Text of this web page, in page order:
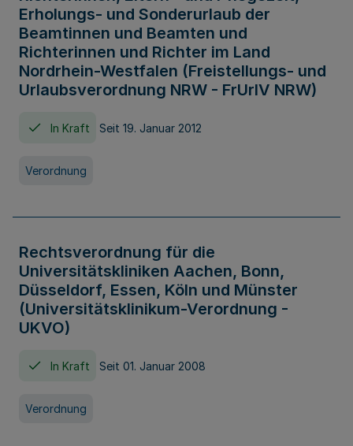
Erholungs- und Sonderurlaub der
Beamtinnen und Beamten und
Richterinnen und Richter im Land
Nordrhein-Westfalen (Freistellungs- und
Urlaubsverordnung NRW - FrUrlV NRW)
In Kraft Seit 19. Januar 2012
Verordnung
Rechtsverordnung für die
Universitätskliniken Aachen, Bonn,
Düsseldorf, Essen, Köln und Münster
(Universitätsklinikum-Verordnung -
UKVO)
In Kraft Seit 01. Januar 2008
Verordnung